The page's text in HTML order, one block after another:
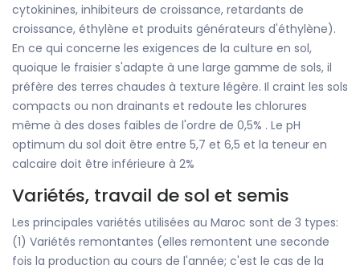
cytokinines, inhibiteurs de croissance, retardants de
croissance, éthylène et produits générateurs d'éthylène).
En ce qui concerne les exigences de la culture en sol,
quoique le fraisier s'adapte à une large gamme de sols, il
préfère des terres chaudes à texture légère. Il craint les sols
compacts ou non drainants et redoute les chlorures
même à des doses faibles de l'ordre de 0,5% . Le pH
optimum du sol doit être entre 5,7 et 6,5 et la teneur en
calcaire doit être inférieure à 2%
Variétés, travail de sol et semis
Les principales variétés utilisées au Maroc sont de 3 types:
(1) Variétés remontantes (elles remontent une seconde
fois la production au cours de l'année; c'est le cas de la